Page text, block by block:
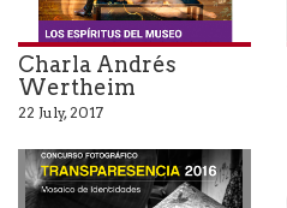
Charla Andrés
Wertheim
22 July, 2017